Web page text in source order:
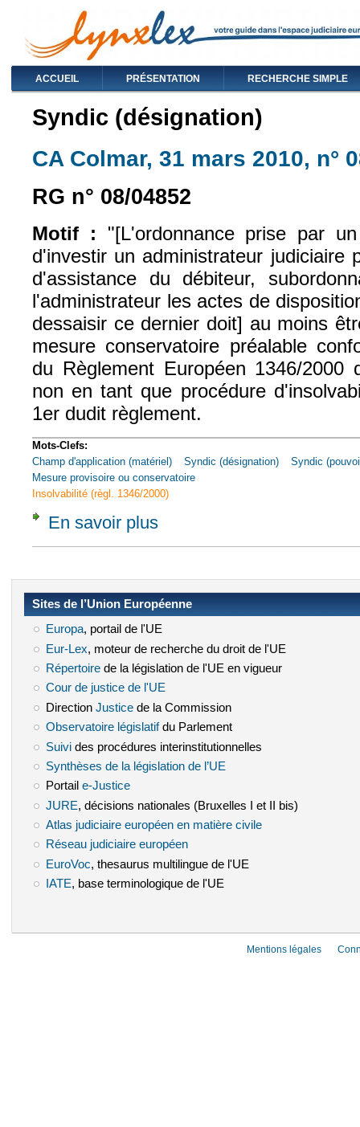
ACCUEIL PRÉSENTATION RECHERCHE SIMPLE
Syndic (désignation)
CA Colmar, 31 mars 2010, n°
RG n° 08/04852
Motif : "[L'ordonnance prise par
d'investir un administrateur judiciaire
d'assistance du débiteur,
l'administrateur les actes de
dessaisir ce dernier doit] au moins
mesure conservatoire préalable
du Règlement Européen 1346/
non en tant que procédure
1er dudit règlement.
Mots-Clefs:
Champ d'application (matériel)
Syndic (désignation)
Syndic
Mesure provisoire ou conservatoire
Insolvabilité (règl. 1346/2000)
En savoir plus
Sites de l’Union Européenne
Europa(le lien est externe)
, portail de l'UE
Eur-Lex (le lien est externe)
, moteur de recherche du droit de l'UE
Répertoire(le lien est externe)
de la législation de l'UE en vigueur
Cour de justice de l'UE
Direction Justice(le lien est externe)
de la Commission
Observatoire législatif(le lien est externe)
du Parlement
Suivi(le lien est externe)
des procédures interinstitutionnelles
Synthèses de la législation de l’UE
Portail e-Justice(le lien est externe)
JURE (le lien est externe)
, décisions nationales (Bruxelles I et II bis)
Atlas judiciaire européen en matière civile(le lien est externe)
Réseau judiciaire européen(le lien est externe)
EuroVoc (le lien est externe)
, thesaurus multilingue de l'UE
IATE(le lien est externe)
, base terminologique de l'UE
Mentions légales